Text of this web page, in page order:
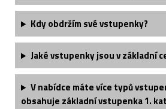
Kdy obdržím své vstupenky?
Jaké vstupenky jsou v základní
V nabídce máte více typů
obsahuje základní vstupenka 1.